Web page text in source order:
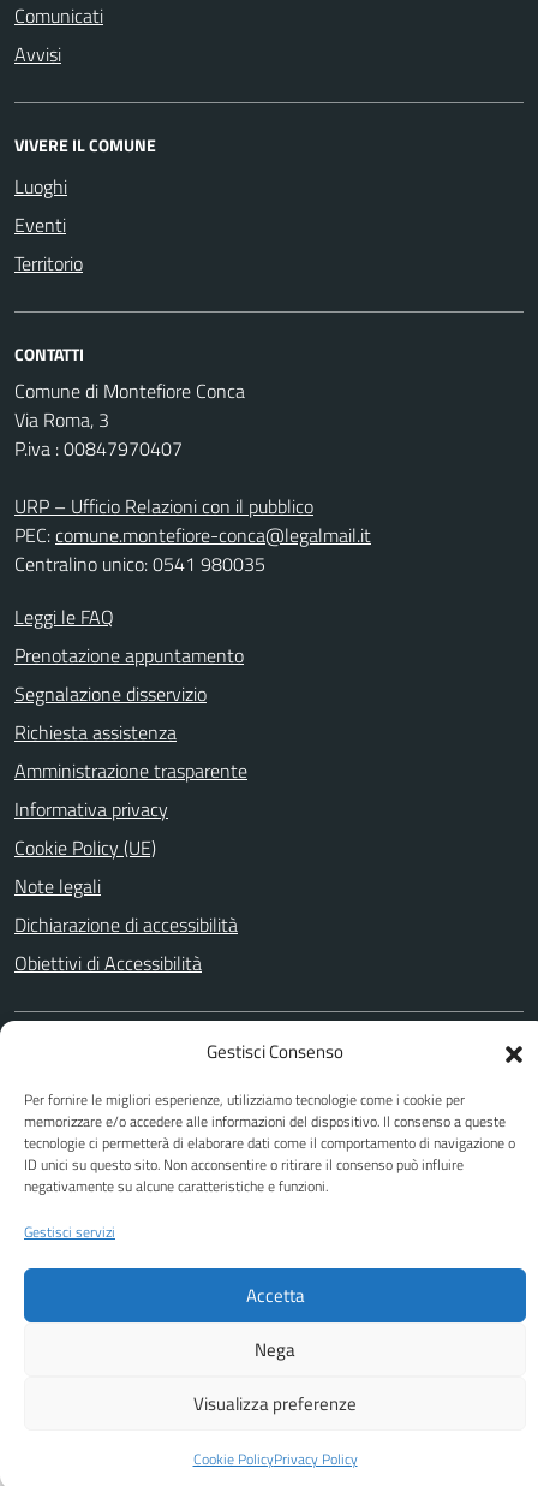
Gestisci Consenso
Per fornire le migliori esperienze, utilizziamo tecnologie come i cookie per
memorizzare e/o accedere alle informazioni del dispositivo. Il consenso a queste
tecnologie ci permetterà di elaborare dati come il comportamento di navigazione o
ID unici su questo sito. Non acconsentire o ritirare il consenso può influire
negativamente su alcune caratteristiche e funzioni.
Gestisci servizi
Accetta
Nega
Visualizza preferenze
Cookie PolicyPrivacy Policy
Comunicati
Avvisi
VIVERE IL COMUNE
Luoghi
Eventi
Territorio
CONTATTI
Comune di Montefiore Conca
Via Roma, 3
P.iva : 00847970407
URP – Ufficio Relazioni con il pubblico
PEC:comune.montefiore-conca@legalmail.it
Centralino unico: 0541 980035
Leggi le FAQ
Prenotazione appuntamento
Segnalazione disservizio
Richiesta assistenza
Amministrazione trasparente
Informativa privacy
Cookie Policy (UE)
Note legali
Dichiarazione di accessibilità
Obiettivi di Accessibilità
Facebook
Attuazione Misure PNRR
Piano di miglioramento del sito